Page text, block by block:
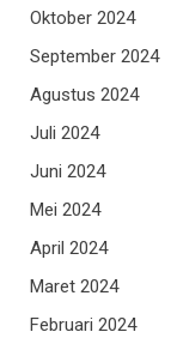
Oktober 2024
September 2024
Agustus 2024
Juli 2024
Juni 2024
Mei 2024
April 2024
Maret 2024
Februari 2024